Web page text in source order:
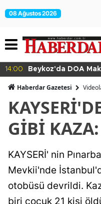
08 Ağustos 2026
14:00 Beykoz'da DOA
Haberdar Gazetesi
GİBİ
KAYSERİ' nin
Mevkii'nde
otobüsü devrildi.
biri çocuk 21 kişi